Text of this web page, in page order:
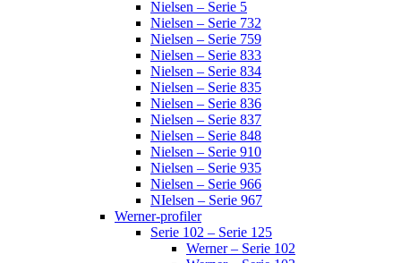
Nielsen – Serie 5
Nielsen – Serie 732
Nielsen – Serie 759
Nielsen – Serie 833
Nielsen – Serie 834
Nielsen – Serie 835
Nielsen – Serie 836
Nielsen – Serie 837
Nielsen – Serie 848
Nielsen – Serie 910
Nielsen – Serie 935
Nielsen – Serie 966
NIelsen – Serie 967
Werner-profiler
Serie 102 – Serie 125
Werner – Serie 102